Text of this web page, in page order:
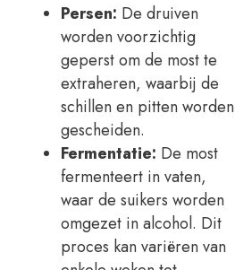
Persen: De druiven
worden voorzichtig
geperst om de most te
extraheren, waarbij de
schillen en pitten worden
gescheiden.
Fermentatie: De most
fermenteert in vaten,
waar de suikers worden
omgezet in alcohol. Dit
proces kan variëren van